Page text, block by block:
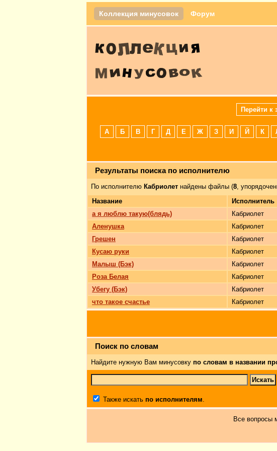
Коллекция минусовок Форум
Перейти к
А Б В Г Д Е Ж З И Й К
Результаты поиска по исполнителю
По исполнителю Кабриолет найдены файлы (8,
Название
Исполнитель
а я люблю такую(блядь)
Кабриолет
Аленушка
Кабриолет
Грешен
Кабриолет
Кусаю руки
Кабриолет
Малыш (Бэк)
Кабриолет
Роза Белая
Кабриолет
Убегу (Бэк)
Кабриолет
что такое счастье
Кабриолет
Поиск по словам
Найдите нужную Вам минусовку по словам в названии
Также искать по исполнителям.
Все вопросы